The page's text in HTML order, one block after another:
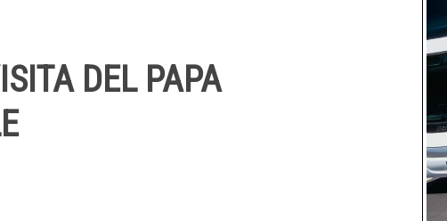
DEL PAPA